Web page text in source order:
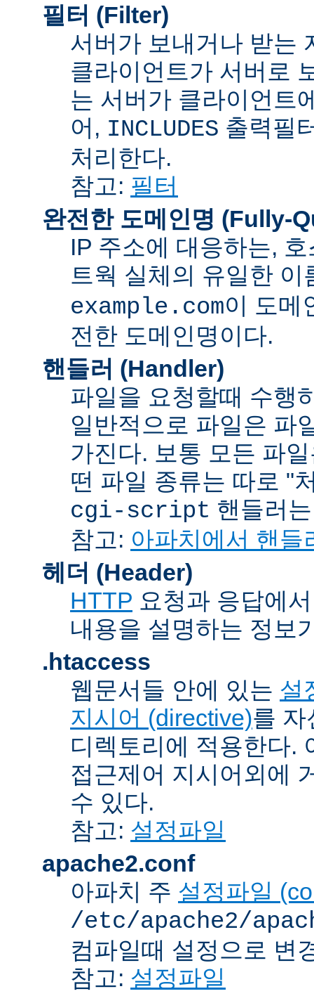
필터 (Filter)
서버가 보내거나 받는
클라이언트가 서버로
는 서버가 클라이언트
어, INCLUDES 출력필
처리한다.
참고: 필터
완전한 도메인명 (Fully-
IP 주소에 대응하는,
트웍 실체의 유일한
example.com이 도메
전한 도메인명이다.
핸들러 (Handler)
파일을 요청할때 수행
일반적으로 파일은 파
가진다. 보통 모든 파
떤 파일 종류는 따로 "
cgi-script 핸들러
참고: 아파치에서 핸들
헤더 (Header)
HTTP 요청과 응답에
내용을 설명하는 정보
.htaccess
웹문서들 안에 있는 설
지시어 (directive)를 자
디렉토리에 적용한다.
접근제어 지시어외에
수 있다.
참고: 설정파일
apache2.conf
아파치 주 설정파일
/etc/apache2/
컴파일때 설정으로 변
참고: 설정파일